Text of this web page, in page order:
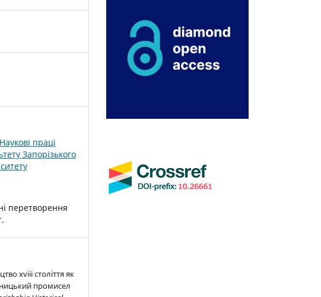
праці
Запорізького
перетворення
xviii століття як
промисел